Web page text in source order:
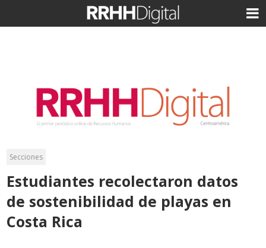
Secciones
Estudiantes recolectaron datos
de sostenibilidad de playas en
Costa Rica